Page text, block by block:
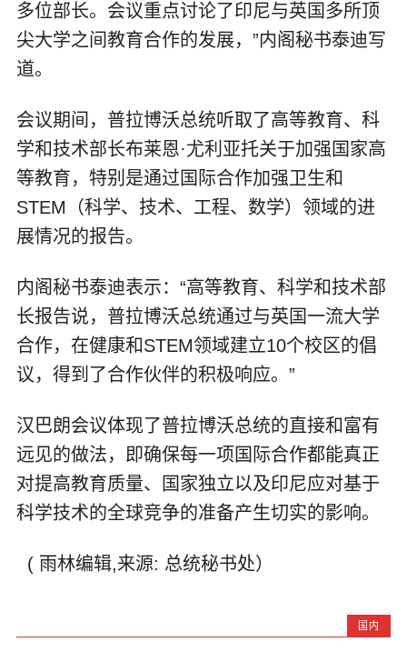
多位部长。会议重点讨论了印尼与英国多所顶
尖大学之间教育合作的发展，”内阁秘书泰迪写
道。
会议期间，普拉博沃总统听取了高等教育、科
学和技术部长布莱恩·尤利亚托关于加强国家高
等教育，特别是通过国际合作加强卫生和
STEM（科学、技术、工程、数学）领域的进
展情况的报告。
内阁秘书泰迪表示：“高等教育、科学和技术部
长报告说，普拉博沃总统通过与英国一流大学
合作，在健康和STEM领域建立10个校区的倡
议，得到了合作伙伴的积极响应。”
汉巴朗会议体现了普拉博沃总统的直接和富有
远见的做法，即确保每一项国际合作都能真正
对提高教育质量、国家独立以及印尼应对基于
科学技术的全球竞争的准备产生切实的影响。
( 雨林编辑,来源: 总统秘书处）
国内